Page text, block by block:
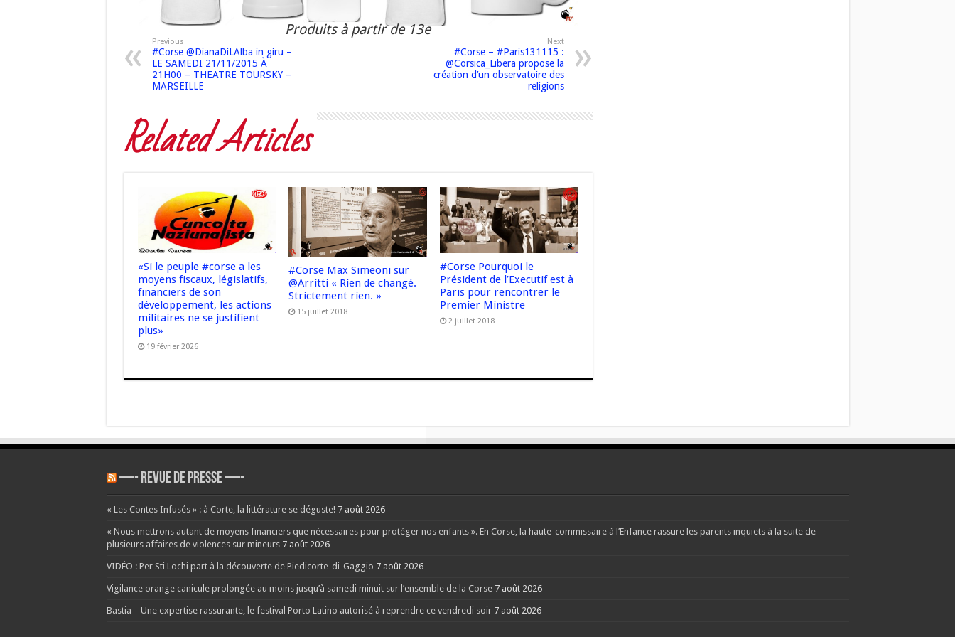
Produits à partir de 13e
Previous
#Corse @DianaDiLAlba in giru –
LE SAMEDI 21/11/2015 À
21H00 – THEATRE TOURSKY –
MARSEILLE
Next
#Corse – #Paris131115 :
@Corsica_Libera propose la
création d’un observatoire des
religions
Related Articles
«Si le peuple #corse a les
moyens fiscaux, législatifs,
financiers de son
développement, les actions
militaires ne se justifient
plus»
19 février 2026
#Corse Max Simeoni sur
@Arritti « Rien de changé.
Strictement rien. »
15 juillet 2018
#Corse Pourquoi le
Président de l’Executif est à
Paris pour rencontrer le
Premier Ministre
2 juillet 2018
—- REVUE DE PRESSE —-
« Les Contes Infusés » : à Corte, la littérature se déguste! 7 août 2026
« Nous mettrons autant de moyens financiers que nécessaires pour protéger nos enfants ». En Corse, la haute-commissaire à l’Enfance rassure les parents inquiets à la suite de
plusieurs affaires de violences sur mineurs 7 août 2026
VIDÉO : Per Sti Lochi part à la découverte de Piedicorte-di-Gaggio 7 août 2026
Vigilance orange canicule prolongée au moins jusqu’à samedi minuit sur l’ensemble de la Corse 7 août 2026
Bastia – Une expertise rassurante, le festival Porto Latino autorisé à reprendre ce vendredi soir 7 août 2026